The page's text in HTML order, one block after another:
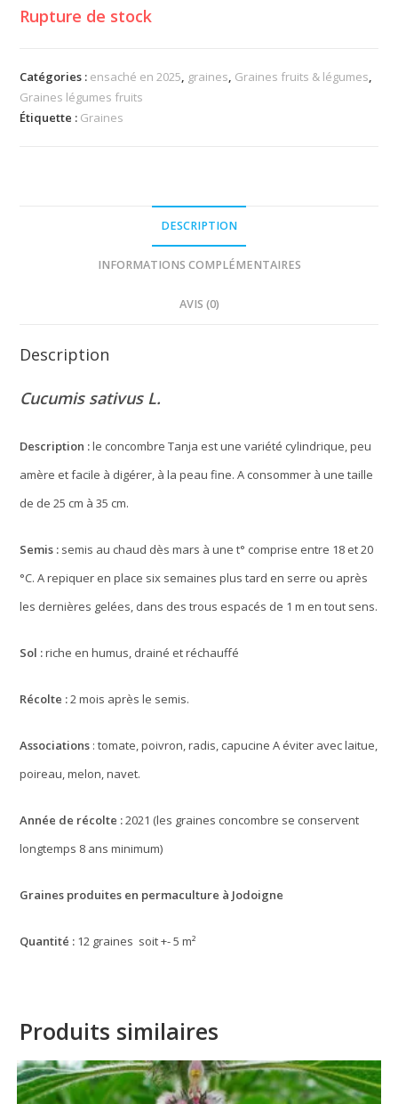
Rupture de stock
Catégories : ensaché en 2025, graines, Graines fruits & légumes,
Graines légumes fruits
Étiquette : Graines
DESCRIPTION
INFORMATIONS COMPLÉMENTAIRES
AVIS (0)
Description
Cucumis sativus L.
Description :le concombre Tanja est une variété cylindrique, peu
amère et facile à digérer, à la peau fine. A consommer à une taille
de de 25 cm à 35 cm.
Semis : semis au chaud dès mars à une t° comprise entre 18 et 20
°C. A repiquer en place six semaines plus tard en serre ou après
les dernières gelées, dans des trous espacés de 1 m en tout sens.
Sol :riche en humus, drainé et réchauffé
Récolte :2 mois après le semis.
Associations : tomate, poivron, radis, capucine A éviter avec laitue,
poireau, melon, navet.
Année de récolte :2021 (les graines concombre se conservent
longtemps 8 ans minimum)
Graines produites en permaculture à Jodoigne
Quantité : 12 graines soit +- 5 m²
Produits similaires